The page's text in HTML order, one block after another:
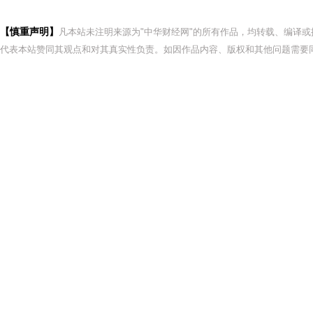
【慎重声明】
凡本站未注明来源为"中华财经网"的所有作品，均转载、编译
代表本站赞同其观点和对其真实性负责。如因作品内容、版权和其他问题需